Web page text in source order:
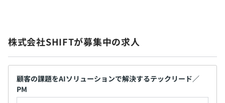
株式会社SHIFTが募集中の求人
顧客の課題をAIソリューションで解決するテックリード／
PM